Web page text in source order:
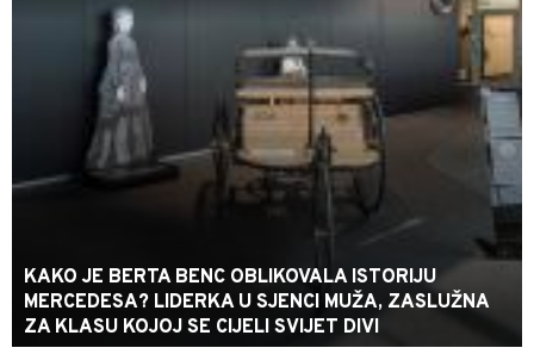
KAKO JE BERTA BENC OBLIKOVALA ISTORIJU
MERCEDESA? LIDERKA U SJENCI MUŽA, ZASLUŽNA
ZA KLASU KOJOJ SE CIJELI SVIJET DIVI